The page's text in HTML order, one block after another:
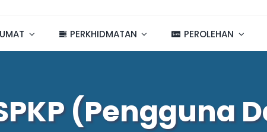
PERKHIDMATAN PEROLEHAN
(Pengguna